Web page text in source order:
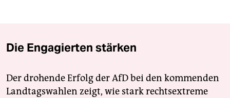
Die Engagierten stärken
Der drohende Erfolg der AfD bei den kommenden
Landtagswahlen zeigt, wie stark rechtsextreme